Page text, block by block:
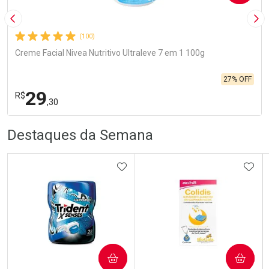
Imagem Anterior
(100)
Creme Facial Nivea Nutritivo Ultraleve 7 em 1 100g
R$29,30
27% OFF
Laboratório
Por Menos
Destaques da Semana
ADICIONAR AOS FAVORITOS
COMPRAR COMPRAR